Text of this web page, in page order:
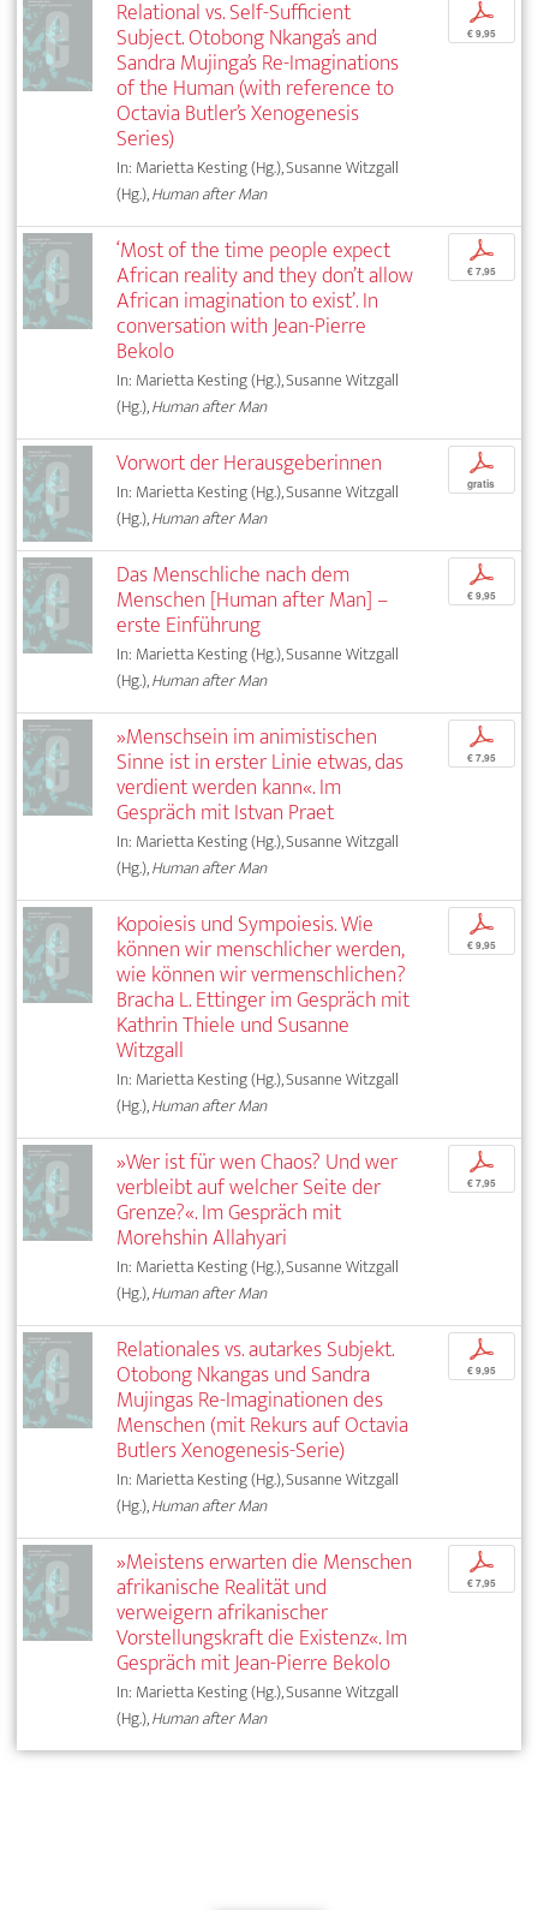
Relational vs. Self-Sufficient
Subject. Otobong Nkanga’s and
Sandra Mujinga’s Re-Imaginations
of the Human (with reference to
Octavia Butler’s Xenogenesis
Series)
In: Marietta Kesting (Hg.), Susanne Witzgall
(Hg.),Human after Man
p
€ 9,95
‘Most of the time people expect
African reality and they don’t allow
African imagination to exist’. In
conversation with Jean-Pierre
Bekolo
In: Marietta Kesting (Hg.), Susanne Witzgall
(Hg.),Human after Man
p
€ 7,95
Vorwort der Herausgeberinnen
In: Marietta Kesting (Hg.), Susanne Witzgall
(Hg.),Human after Man
p
gratis
Das Menschliche nach dem
Menschen [Human after Man] –
erste Einführung
In: Marietta Kesting (Hg.), Susanne Witzgall
(Hg.),Human after Man
p
€ 9,95
»Menschsein im animistischen
Sinne ist in erster Linie etwas, das
verdient werden kann«. Im
Gespräch mit Istvan Praet
In: Marietta Kesting (Hg.), Susanne Witzgall
(Hg.),Human after Man
p
€ 7,95
Kopoiesis und Sympoiesis. Wie
können wir menschlicher werden,
wie können wir vermenschlichen?
Bracha L. Ettinger im Gespräch mit
Kathrin Thiele und Susanne
Witzgall
In: Marietta Kesting (Hg.), Susanne Witzgall
(Hg.),Human after Man
p
€ 9,95
»Wer ist für wen Chaos? Und wer
verbleibt auf welcher Seite der
Grenze?«. Im Gespräch mit
Morehshin Allahyari
In: Marietta Kesting (Hg.), Susanne Witzgall
(Hg.),Human after Man
p
€ 7,95
Relationales vs. autarkes Subjekt.
Otobong Nkangas und Sandra
Mujingas Re-Imaginationen des
Menschen (mit Rekurs auf Octavia
Butlers Xenogenesis-Serie)
In: Marietta Kesting (Hg.), Susanne Witzgall
(Hg.),Human after Man
p
€ 9,95
»Meistens erwarten die Menschen
afrikanische Realität und
verweigern afrikanischer
Vorstellungskraft die Existenz«. Im
Gespräch mit Jean-Pierre Bekolo
In: Marietta Kesting (Hg.), Susanne Witzgall
(Hg.),Human after Man
p
€ 7,95